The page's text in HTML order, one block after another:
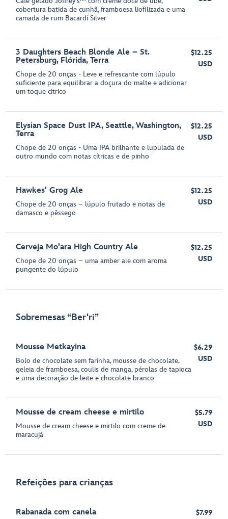
cobertura batida de cunhã, framboesa liofilizada e uma
camada de rum Bacardí Silver
3 Daughters Beach Blonde Ale – St.
Petersburg, Flórida, Terra
Chope de 20 onças - Leve e refrescante com lúpulo
suficiente para equilibrar a doçura do malte e adicionar
um toque cítrico
$12.25
USD
Elysian Space Dust IPA, Seattle, Washington,
Terra
Chope de 20 onças - Uma IPA brilhante e lupulada de
outro mundo com notas cítricas e de pinho
$12.25
USD
Hawkes' Grog Ale
Chope de 20 onças – lúpulo frutado e notas de
damasco e pêssego
$12.25
USD
Cerveja Mo'ara High Country Ale
Chope de 20 onças – uma amber ale com aroma
pungente do lúpulo
$12.25
USD
Sobremesas “Ber'ri”
Mousse Metkayina
Bolo de chocolate sem farinha, mousse de chocolate,
geleia de framboesa, coulis de manga, pérolas de tapioca
e uma decoração de leite e chocolate branco
$6.29
USD
Mousse de cream cheese e mirtilo
Mousse de cream cheese e mirtilo com creme de
maracujá
$5.79
USD
Refeições para crianças
Rabanada com canela
$7.99